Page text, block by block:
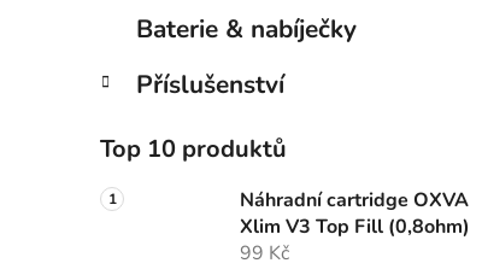
Baterie & nabíječky
Příslušenství
Top 10 produktů
Náhradní cartridge OXVA
Xlim V3 Top Fill (0,8ohm)
99 Kč